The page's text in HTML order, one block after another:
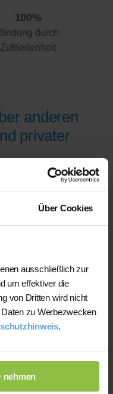
Über Cookies
ausschließlich zur
um effektiver die
von Dritten wird nicht
zu Werbezwecken
.
nehmen
100%
durch
Zufriedenheit
anderen
privater
der
Sie dabei,
Bedarf
Bei einem
bei der
Lehrkraft
Lernziele,